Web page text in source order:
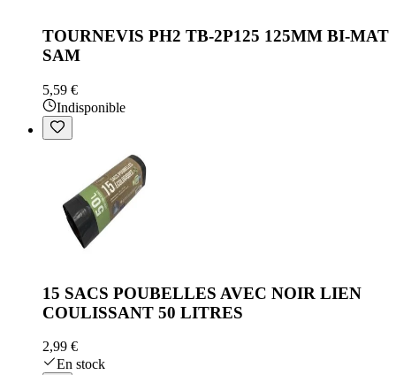
TOURNEVIS PH2 TB-2P125 125MM BI-MAT
SAM
5,59 €
Indisponible
15 SACS POUBELLES AVEC NOIR LIEN
COULISSANT 50 LITRES
2,99 €
En stock